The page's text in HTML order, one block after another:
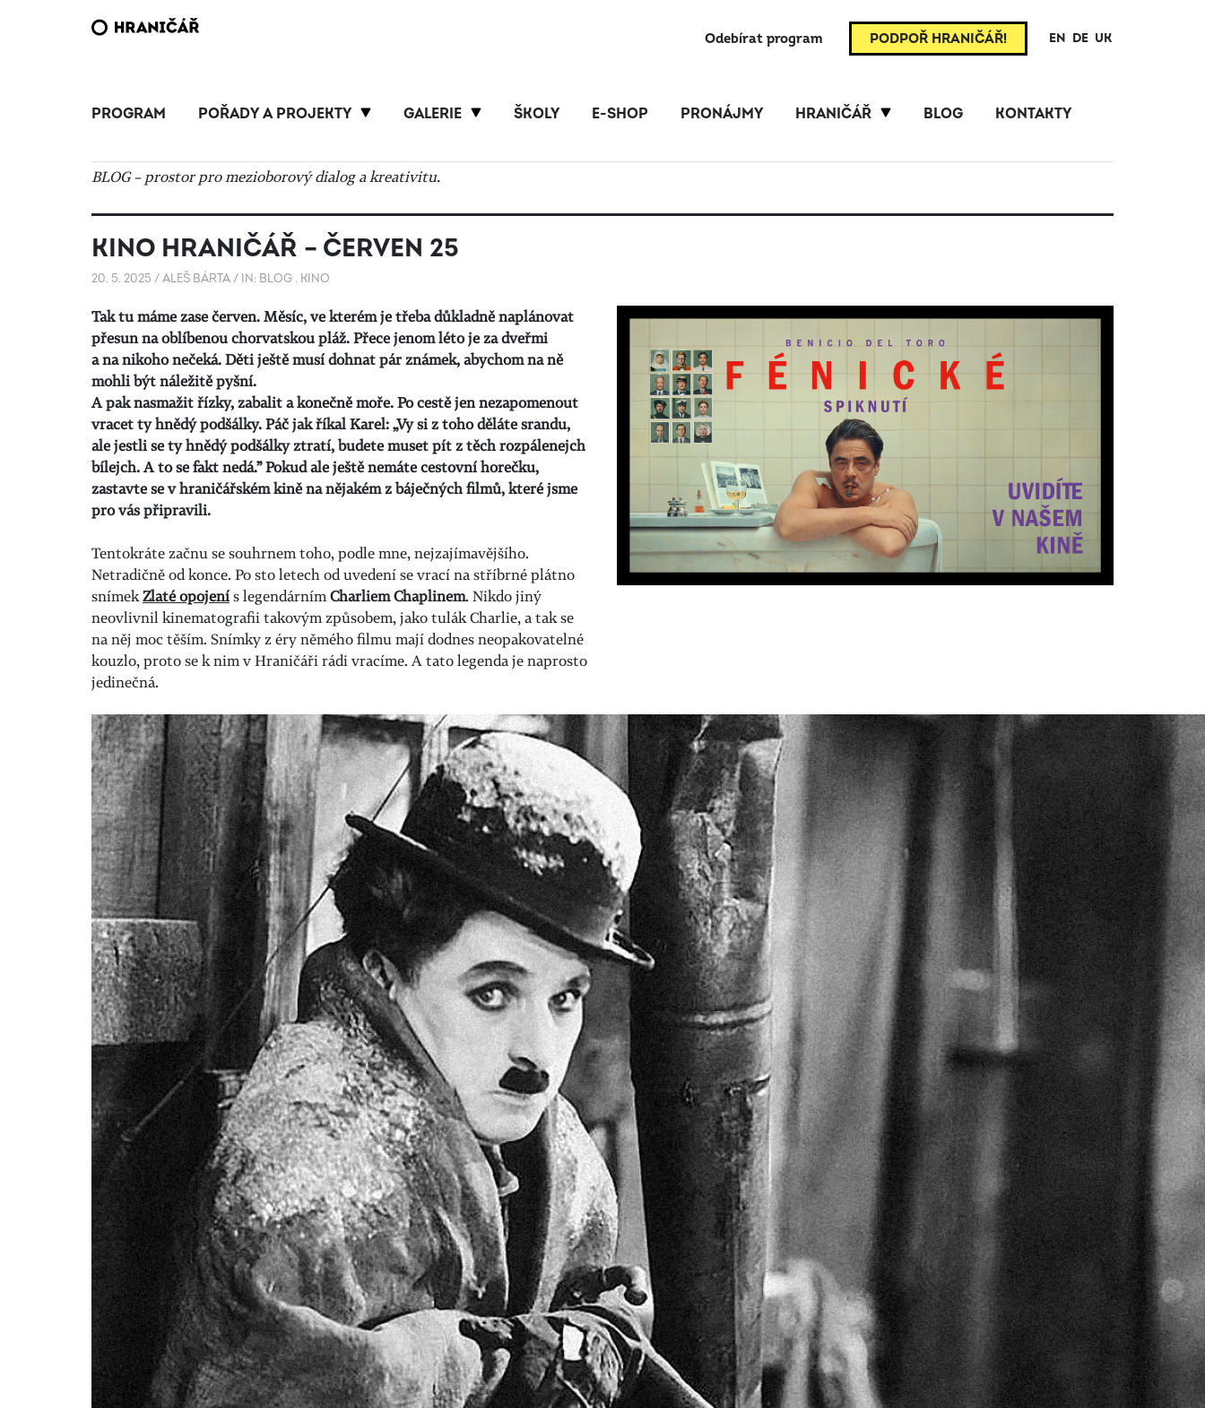
Odebírat program PODPOŘ HRANIČÁŘ! EN DE UK
PROGRAM POŘADY A PROJEKTY GALERIE ŠKOLY E-SHOP PRONÁJMY HRANIČÁŘ BLOG KONTAKTY
BLOG – prostor pro mezioborový dialog a kreativitu.
KINO HRANIČÁŘ – ČERVEN 25
20. 5. 2025 /ALEŠ BÁRTA/ IN: BLOG . KINO
Tak tu máme zase červen. Měsíc, ve kterém je třeba důkladně naplánovat
přesun na oblíbenou chorvatskou pláž. Přece jenom léto je za dveřmi
a na nikoho nečeká. Děti ještě musí dohnat pár známek, abychom na ně
mohli být náležitě pyšní.
A pak nasmažit řízky, zabalit a konečně moře. Po cestě jen nezapomenout
vracet ty hnědý podšálky. Páč jak říkal Karel: „Vy si z toho děláte srandu,
ale jestli se ty hnědý podšálky ztratí, budete muset pít z těch rozpálenejch
bílejch. A to se fakt nedá.” Pokud ale ještě nemáte cestovní horečku,
zastavte se v hraničářském kině na nějakém z báječných filmů, které jsme
pro vás připravili.
Tentokráte začnu se souhrnem toho, podle mne, nejzajímavějšího.
Netradičně od konce. Po sto letech od uvedení se vrací na stříbrné plátno
snímekZlaté opojenís legendárnímCharliem Chaplinem. Nikdo jiný
neovlivnil kinematografii takovým způsobem, jako tulák Charlie, a tak se
na něj moc těším. Snímky z éry němého filmu mají dodnes neopakovatelné
kouzlo, proto se k nim v Hraničáři rádi vracíme. A tato legenda je naprosto
jedinečná.